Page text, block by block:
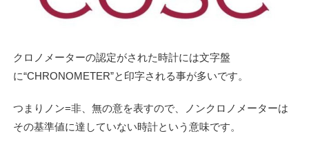
クロノメーターの認定がされた時計には文字盤
に“CHRONOMETER”と印字される事が多いです。
つまりノン=非、無の意を表すので、ノンクロノメーターは
その基準値に達していない時計という意味です。